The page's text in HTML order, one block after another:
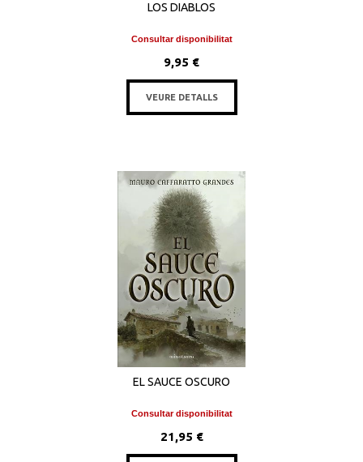
LOS DIABLOS
Consultar disponibilitat
9,95 €
VEURE DETALLS
EL SAUCE OSCURO
Consultar disponibilitat
21,95 €